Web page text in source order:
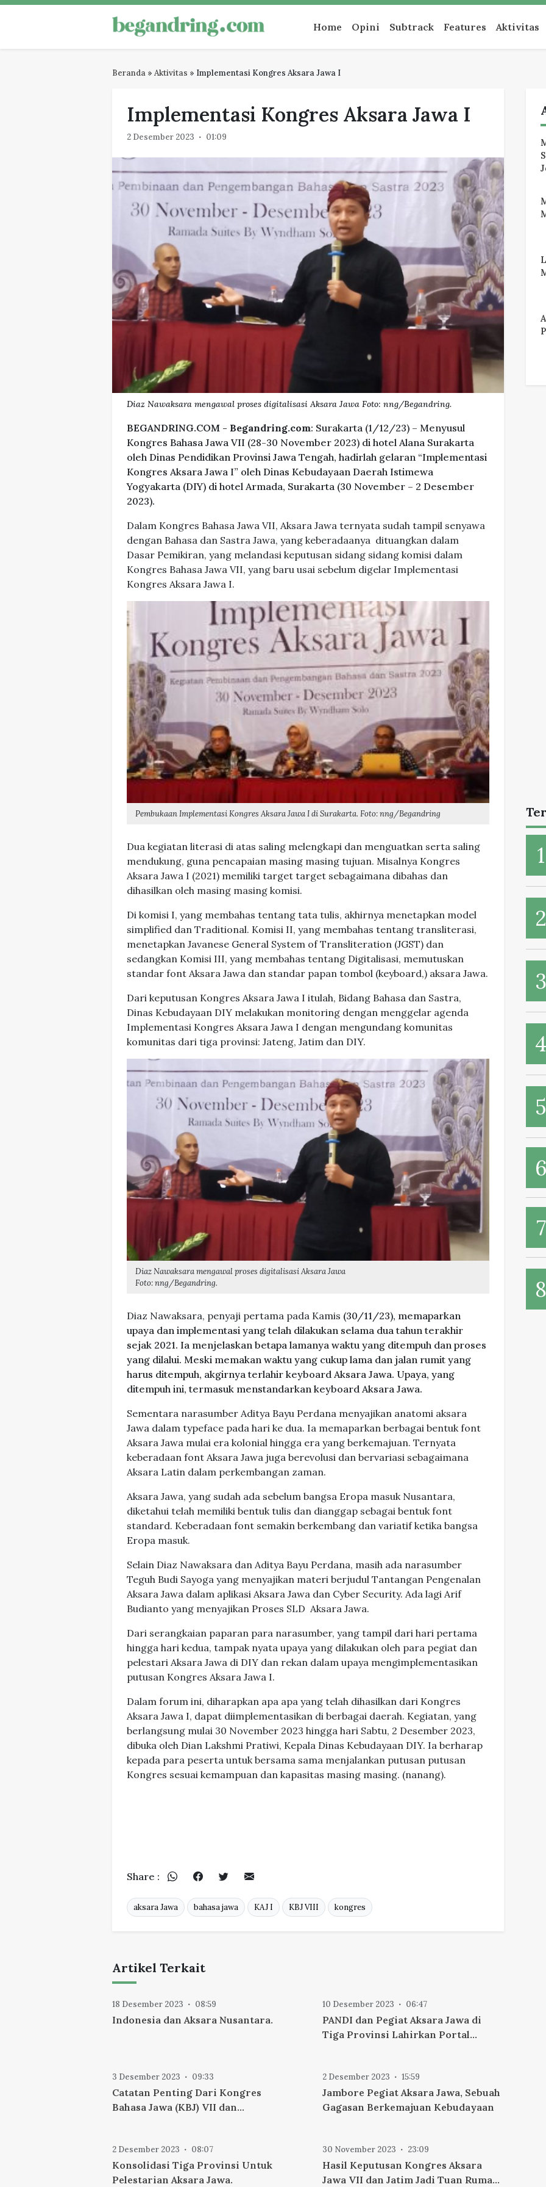
Skip
Begandring
Menjaga ingatan untuk masa depan Home Opini Subtrack Features Aktivitas
Beranda » Aktivitas » Implementasi Kongres Aksara Jawa I
Implementasi Kongres Aksara Jawa I
2 Desember 2023 01:09
Diaz Nawaksara mengawal proses digitalisasi Aksara Jawa Foto: nng/Begandring.
BEGANDRING.COM - Begandring.com: Surakarta (1/12/23) – Menyusul
Kongres Bahasa Jawa VII (28-30 November 2023) di hotel Alana Surakarta
oleh Dinas Pendidikan Provinsi Jawa Tengah, hadirlah gelaran “Implementasi
Kongres Aksara Jawa I” oleh Dinas Kebudayaan Daerah Istimewa
Yogyakarta (DIY) di hotel Armada, Surakarta (30 November – 2 Desember
2023).
Dalam Kongres Bahasa Jawa VII, Aksara Jawa ternyata sudah tampil senyawa
dengan Bahasa dan Sastra Jawa, yang keberadaanya dituangkan dalam
Dasar Pemikiran, yang melandasi keputusan sidang sidang komisi dalam
Kongres Bahasa Jawa VII, yang baru usai sebelum digelar Implementasi
Kongres Aksara Jawa I.
Pembukaan Implementasi Kongres Aksara Jawa I di Surakarta. Foto: nng/Begandring
Dua kegiatan literasi di atas saling melengkapi dan menguatkan serta saling
mendukung, guna pencapaian masing masing tujuan. Misalnya Kongres
Aksara Jawa I (2021) memiliki target target sebagaimana dibahas dan
dihasilkan oleh masing masing komisi.
Di komisi I, yang membahas tentang tata tulis, akhirnya menetapkan model
simplified dan Traditional. Komisi II, yang membahas tentang transliterasi,
menetapkan Javanese General System of Transliteration (JGST) dan
sedangkan Komisi III, yang membahas tentang Digitalisasi, memutuskan
standar font Aksara Jawa dan standar papan tombol (keyboard,) aksara Jawa.
Dari keputusan Kongres Aksara Jawa I itulah, Bidang Bahasa dan Sastra,
Dinas Kebudayaan DIY melakukan monitoring dengan menggelar agenda
Implementasi Kongres Aksara Jawa I dengan mengundang komunitas
komunitas dari tiga provinsi: Jateng, Jatim dan DIY.
Diaz Nawaksara mengawal proses digitalisasi Aksara Jawa
Foto: nng/Begandring.
Diaz Nawaksara, penyaji pertama pada Kamis (30/11/23), memaparkan
upaya dan implementasi yang telah dilakukan selama dua tahun terakhir
sejak 2021. Ia menjelaskan betapa lamanya waktu yang ditempuh dan proses
yang dilalui. Meski memakan waktu yang cukup lama dan jalan rumit yang
harus ditempuh, akgirnya terlahir keyboard Aksara Jawa. Upaya, yang
ditempuh ini, termasuk menstandarkan keyboard Aksara Jawa.
Sementara narasumber Aditya Bayu Perdana menyajikan anatomi aksara
Jawa dalam typeface pada hari ke dua. Ia memaparkan berbagai bentuk font
Aksara Jawa mulai era kolonial hingga era yang berkemajuan. Ternyata
keberadaan font Aksara Jawa juga berevolusi dan bervariasi sebagaimana
Aksara Latin dalam perkembangan zaman.
Aksara Jawa, yang sudah ada sebelum bangsa Eropa masuk Nusantara,
diketahui telah memiliki bentuk tulis dan dianggap sebagai bentuk font
standard. Keberadaan font semakin berkembang dan variatif ketika bangsa
Eropa masuk.
Selain Diaz Nawaksara dan Aditya Bayu Perdana, masih ada narasumber
Teguh Budi Sayoga yang menyajikan materi berjudul Tantangan Pengenalan
Aksara Jawa dalam aplikasi Aksara Jawa dan Cyber Security. Ada lagi Arif
Budianto yang menyajikan Proses SLD Aksara Jawa.
Dari serangkaian paparan para narasumber, yang tampil dari hari pertama
hingga hari kedua, tampak nyata upaya yang dilakukan oleh para pegiat dan
pelestari Aksara Jawa di DIY dan rekan dalam upaya mengimplementasikan
putusan Kongres Aksara Jawa I.
Dalam forum ini, diharapkan apa apa yang telah dihasilkan dari Kongres
Aksara Jawa I, dapat diimplementasikan di berbagai daerah. Kegiatan, yang
berlangsung mulai 30 November 2023 hingga hari Sabtu, 2 Desember 2023,
dibuka oleh Dian Lakshmi Pratiwi, Kepala Dinas Kebudayaan DIY. Ia berharap
kepada para peserta untuk bersama sama menjalankan putusan putusan
Kongres sesuai kemampuan dan kapasitas masing masing. (nanang).
Share :
aksara Jawa bahasa jawa KAJ I KBJ VIII kongres
Artikel Terkait
18 Desember 2023 08:59
Indonesia dan Aksara Nusantara.
10 Desember 2023 06:47
PANDI dan Pegiat Aksara Jawa di
Tiga Provinsi Lahirkan Portal
3 Desember 2023 09:33
Catatan Penting Dari Kongres
Bahasa Jawa (KBJ) VII dan
2 Desember 2023 15:59
Jambore Pegiat Aksara Jawa, Sebuah
Gagasan Berkemajuan Kebudayaan
2 Desember 2023 08:07
Konsolidasi Tiga Provinsi Untuk
Pelestarian Aksara Jawa.
30 November 2023 23:09
Hasil Keputusan Kongres Aksara
Jawa VII dan Jatim Jadi Tuan Rumah